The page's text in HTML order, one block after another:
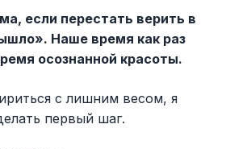
если перестать верить в
Наше время как раз
осознанной красоты.
с лишним весом, я
первый шаг.